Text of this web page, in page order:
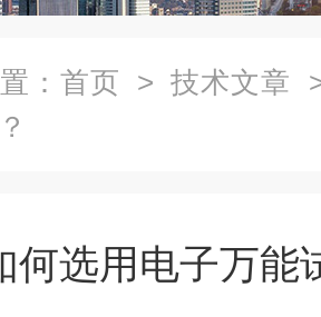
： 首页 > 技术文章
何选用电子万能